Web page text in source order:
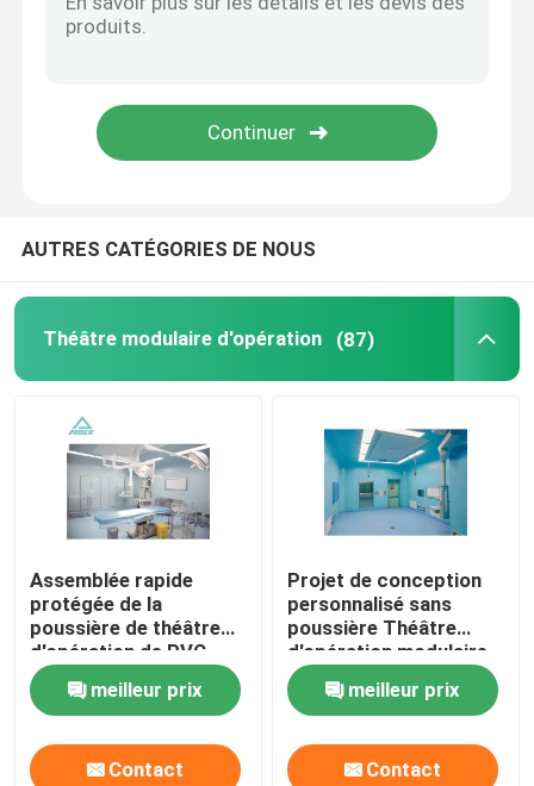
douche d'air d'acier inoxydable
Cabinet médical d'acier inoxydable
air manipulant l'unité
AUTRES CATÉGORIES DE NOUS
Théâtre modulaire d'opération (87)
Assemblée rapide
protégée de la
poussière de théâtre
d'opération de PVC
Digital avec la porte
coulissante
automatique
meilleur prix
Contact
Projet de conception
personnalisé sans
poussière Théâtre
d'opération modulaire
meilleur prix
Contact